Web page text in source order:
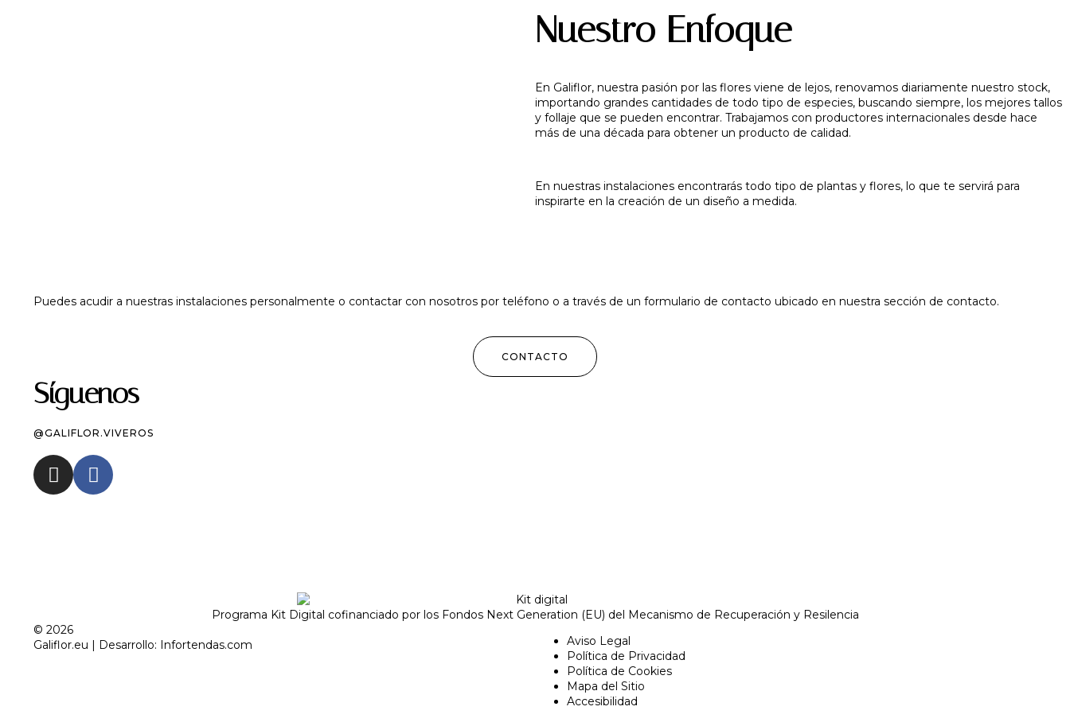
Nuestro Enfoque
En Galiflor, nuestra pasión por las flores viene de lejos, renovamos diariamente nuestro stock,
importando grandes cantidades de todo tipo de especies, buscando siempre, los mejores tallos
y follaje que se pueden encontrar. Trabajamos con productores internacionales desde hace
más de una década para obtener un producto de calidad.
En nuestras instalaciones encontrarás todo tipo de plantas y flores, lo que te servirá para
inspirarte en la creación de un diseño a medida.
Puedes acudir a nuestras instalaciones personalmente o contactar con nosotros por teléfono o a través de un formulario de contacto ubicado en nuestra sección de contacto.
CONTACTO
Síguenos
@GALIFLOR.VIVEROS
Programa Kit Digital cofinanciado por los Fondos Next Generation (EU) del Mecanismo de Recuperación y Resilencia
© 2026
Galiflor.eu | Desarrollo: Infortendas.com
Aviso Legal
Política de Privacidad
Política de Cookies
Mapa del Sitio
Accesibilidad